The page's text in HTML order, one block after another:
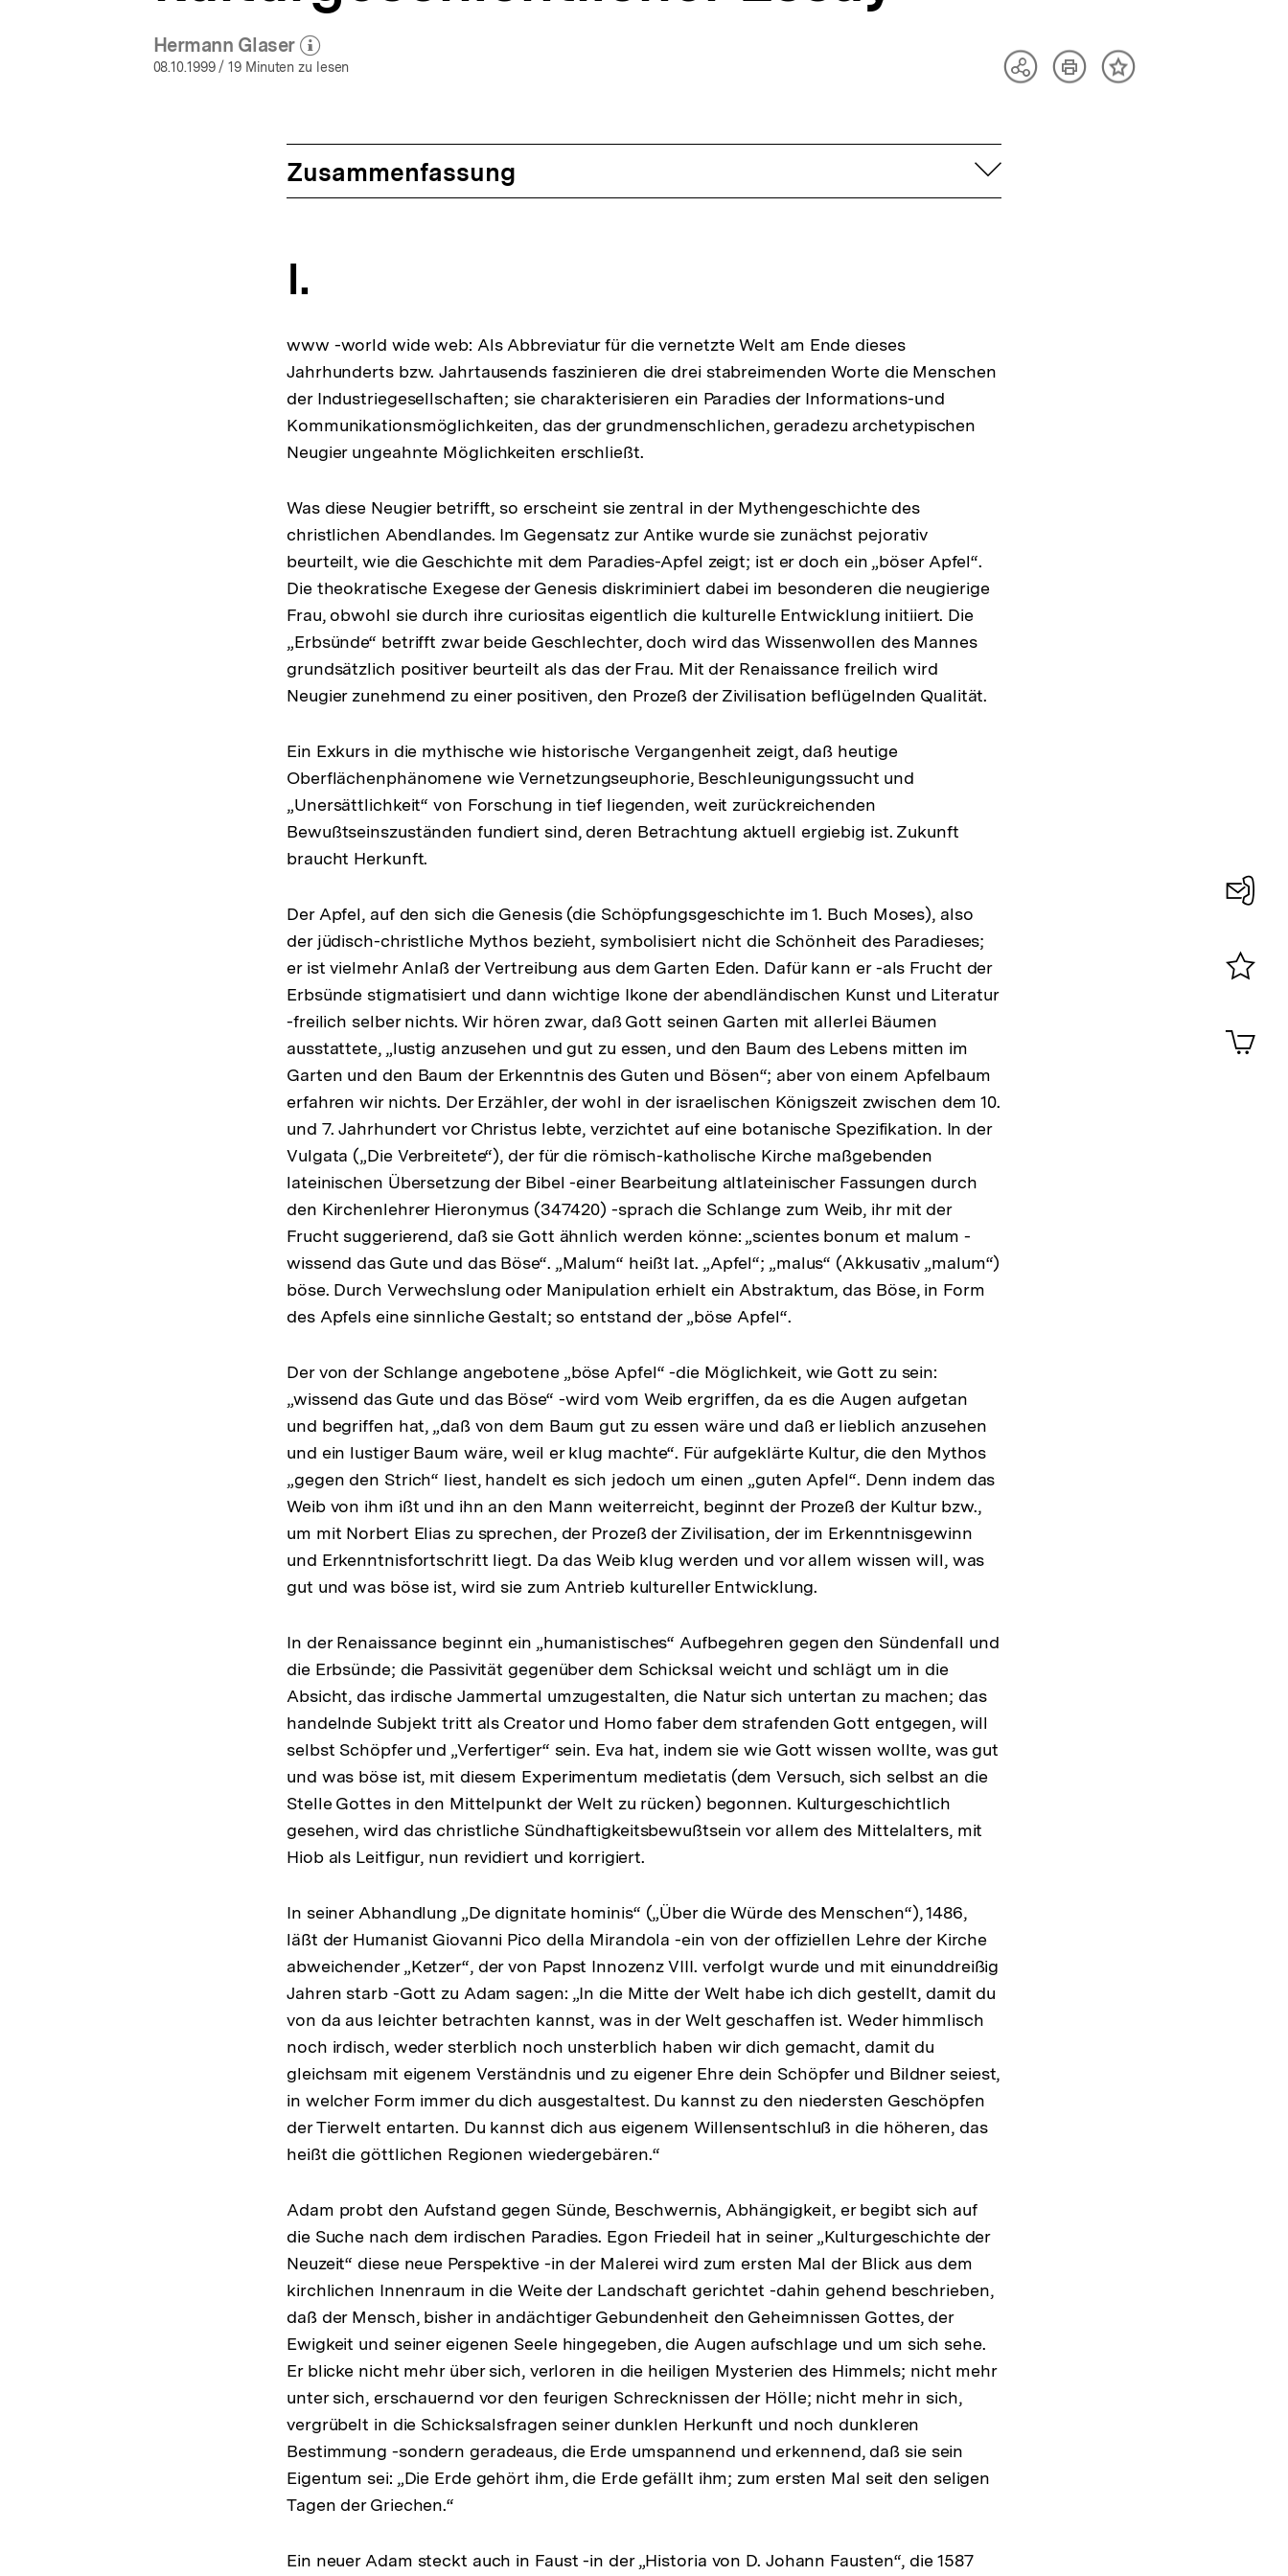
Hermann Glaser
(Mehr zum Autor)
öffnen
08.10.1999/ 19 Minuten zu lesen
TeilenArtikelInhalt
Zusammenfassung aufklappen
I.
www -world wide web: Als Abbreviatur für die vernetzte Welt am Ende dieses
Jahrhunderts bzw. Jahrtausends faszinieren die drei stabreimenden Worte die Menschen
der Industriegesellschaften; sie charakterisieren ein Paradies der Informations-und
Kommunikationsmöglichkeiten, das der grundmenschlichen, geradezu archetypischen
Neugier ungeahnte Möglichkeiten erschließt.
Was diese Neugier betrifft, so erscheint sie zentral in der Mythengeschichte des
christlichen Abendlandes. Im Gegensatz zur Antike wurde sie zunächst pejorativ
beurteilt, wie die Geschichte mit dem Paradies-Apfel zeigt; ist er doch ein „böser Apfel“.
Die theokratische Exegese der Genesis diskriminiert dabei im besonderen die neugierige
Frau, obwohl sie durch ihre curiositas eigentlich die kulturelle Entwicklung initiiert. Die
„Erbsünde“ betrifft zwar beide Geschlechter, doch wird das Wissenwollen des Mannes
grundsätzlich positiver beurteilt als das der Frau. Mit der Renaissance freilich wird
Neugier zunehmend zu einer positiven, den Prozeß der Zivilisation beflügelnden Qualität.
Ein Exkurs in die mythische wie historische Vergangenheit zeigt, daß heutige
Oberflächenphänomene wie Vernetzungseuphorie, Beschleunigungssucht und
„Unersättlichkeit“ von Forschung in tief liegenden, weit zurückreichenden
Bewußtseinszuständen fundiert sind, deren Betrachtung aktuell ergiebig ist. Zukunft
braucht Herkunft.
Der Apfel, auf den sich die Genesis (die Schöpfungsgeschichte im 1. Buch Moses), also
der jüdisch-christliche Mythos bezieht, symbolisiert nicht die Schönheit des Paradieses;
er ist vielmehr Anlaß der Vertreibung aus dem Garten Eden. Dafür kann er -als Frucht der
Erbsünde stigmatisiert und dann wichtige Ikone der abendländischen Kunst und Literatur
-freilich selber nichts. Wir hören zwar, daß Gott seinen Garten mit allerlei Bäumen
ausstattete, „lustig anzusehen und gut zu essen, und den Baum des Lebens mitten im
Garten und den Baum der Erkenntnis des Guten und Bösen“; aber von einem Apfelbaum
erfahren wir nichts. Der Erzähler, der wohl in der israelischen Königszeit zwischen dem 10.
und 7. Jahrhundert vor Christus lebte, verzichtet auf eine botanische Spezifikation. In der
Vulgata („Die Verbreitete“), der für die römisch-katholische Kirche maßgebenden
lateinischen Übersetzung der Bibel -einer Bearbeitung altlateinischer Fassungen durch
den Kirchenlehrer Hieronymus (347420) -sprach die Schlange zum Weib, ihr mit der
Frucht suggerierend, daß sie Gott ähnlich werden könne: „scientes bonum et malum -
wissend das Gute und das Böse“. „Malum“ heißt lat. „Apfel“; „malus“ (Akkusativ „malum“)
böse. Durch Verwechslung oder Manipulation erhielt ein Abstraktum, das Böse, in Form
des Apfels eine sinnliche Gestalt; so entstand der „böse Apfel“.
Der von der Schlange angebotene „böse Apfel“ -die Möglichkeit, wie Gott zu sein:
„wissend das Gute und das Böse“ -wird vom Weib ergriffen, da es die Augen aufgetan
und begriffen hat, „daß von dem Baum gut zu essen wäre und daß er lieblich anzusehen
und ein lustiger Baum wäre, weil er klug machte“. Für aufgeklärte Kultur, die den Mythos
„gegen den Strich“ liest, handelt es sich jedoch um einen „guten Apfel“. Denn indem das
Weib von ihm ißt und ihn an den Mann weiterreicht, beginnt der Prozeß der Kultur bzw.,
um mit Norbert Elias zu sprechen, der Prozeß der Zivilisation, der im Erkenntnisgewinn
und Erkenntnisfortschritt liegt. Da das Weib klug werden und vor allem wissen will, was
gut und was böse ist, wird sie zum Antrieb kultureller Entwicklung.
In der Renaissance beginnt ein „humanistisches“ Aufbegehren gegen den Sündenfall und
die Erbsünde; die Passivität gegenüber dem Schicksal weicht und schlägt um in die
Absicht, das irdische Jammertal umzugestalten, die Natur sich untertan zu machen; das
handelnde Subjekt tritt als Creator und Homo faber dem strafenden Gott entgegen, will
selbst Schöpfer und „Verfertiger“ sein. Eva hat, indem sie wie Gott wissen wollte, was gut
und was böse ist, mit diesem Experimentum medietatis (dem Versuch, sich selbst an die
Stelle Gottes in den Mittelpunkt der Welt zu rücken) begonnen. Kulturgeschichtlich
gesehen, wird das christliche Sündhaftigkeitsbewußtsein vor allem des Mittelalters, mit
Hiob als Leitfigur, nun revidiert und korrigiert.
In seiner Abhandlung „De dignitate hominis“ („Über die Würde des Menschen“), 1486,
läßt der Humanist Giovanni Pico della Mirandola -ein von der offiziellen Lehre der Kirche
abweichender „Ketzer“, der von Papst Innozenz VIII. verfolgt wurde und mit einunddreißig
Jahren starb -Gott zu Adam sagen: „In die Mitte der Welt habe ich dich gestellt, damit du
von da aus leichter betrachten kannst, was in der Welt geschaffen ist. Weder himmlisch
noch irdisch, weder sterblich noch unsterblich haben wir dich gemacht, damit du
gleichsam mit eigenem Verständnis und zu eigener Ehre dein Schöpfer und Bildner seiest,
in welcher Form immer du dich ausgestaltest. Du kannst zu den niedersten Geschöpfen
der Tierwelt entarten. Du kannst dich aus eigenem Willensentschluß in die höheren, das
heißt die göttlichen Regionen wiedergebären.“
Adam probt den Aufstand gegen Sünde, Beschwernis, Abhängigkeit, er begibt sich auf
die Suche nach dem irdischen Paradies. Egon Friedeil hat in seiner „Kulturgeschichte der
Neuzeit“ diese neue Perspektive -in der Malerei wird zum ersten Mal der Blick aus dem
kirchlichen Innenraum in die Weite der Landschaft gerichtet -dahin gehend beschrieben,
daß der Mensch, bisher in andächtiger Gebundenheit den Geheimnissen Gottes, der
Ewigkeit und seiner eigenen Seele hingegeben, die Augen aufschlage und um sich sehe.
Er blicke nicht mehr über sich, verloren in die heiligen Mysterien des Himmels; nicht mehr
unter sich, erschauernd vor den feurigen Schrecknissen der Hölle; nicht mehr in sich,
vergrübelt in die Schicksalsfragen seiner dunklen Herkunft und noch dunkleren
Bestimmung -sondern geradeaus, die Erde umspannend und erkennend, daß sie sein
Eigentum sei: „Die Erde gehört ihm, die Erde gefällt ihm; zum ersten Mal seit den seligen
Tagen der Griechen.“
Ein neuer Adam steckt auch in Faust -in der „Historia von D. Johann Fausten“, die 1587